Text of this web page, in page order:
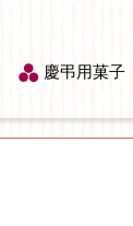
慶弔用菓子